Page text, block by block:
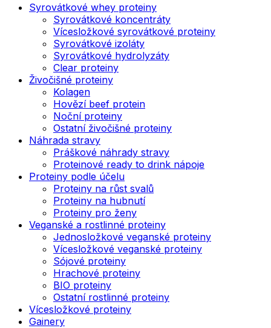
Syrovátkové whey proteiny
Syrovátkové koncentráty
Vícesložkové syrovátkové proteiny
Syrovátkové izoláty
Syrovátkové hydrolyzáty
Clear proteiny
Živočišné proteiny
Kolagen
Hovězí beef protein
Noční proteiny
Ostatní živočišné proteiny
Náhrada stravy
Práškové náhrady stravy
Proteinové ready to drink nápoje
Proteiny podle účelu
Proteiny na růst svalů
Proteiny na hubnutí
Proteiny pro ženy
Veganské a rostlinné proteiny
Jednosložkové veganské proteiny
Vícesložkové veganské proteiny
Sójové proteiny
Hrachové proteiny
BIO proteiny
Ostatní rostlinné proteiny
Vícesložkové proteiny
Gainery